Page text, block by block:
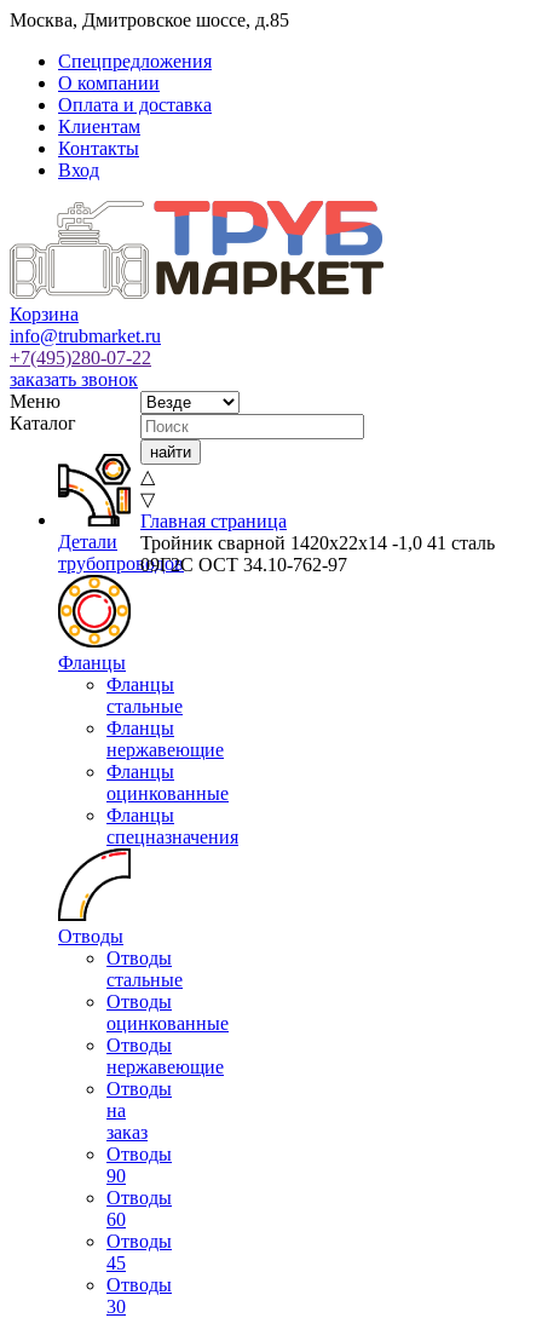
Москва, Дмитровское шоссе, д.85
Спецпредложения
О компании
Оплата и доставка
Клиентам
Контакты
Вход
Корзина
info@trubmarket.ru
+7(495)280-07-22
заказать звонок
Меню
Каталог
Детали
трубопроводов
Фланцы
Фланцы
стальные
Фланцы
нержавеющие
Фланцы
оцинкованные
Фланцы
спецназначения
Отводы
Отводы
стальные
Отводы
оцинкованные
Отводы
нержавеющие
Отводы
на
заказ
Отводы
90
Отводы
60
Отводы
45
Отводы
30
△
▽
Главная страница
Тройник сварной 1420х22х14 -1,0 41 сталь
09Г2С ОСТ 34.10-762-97